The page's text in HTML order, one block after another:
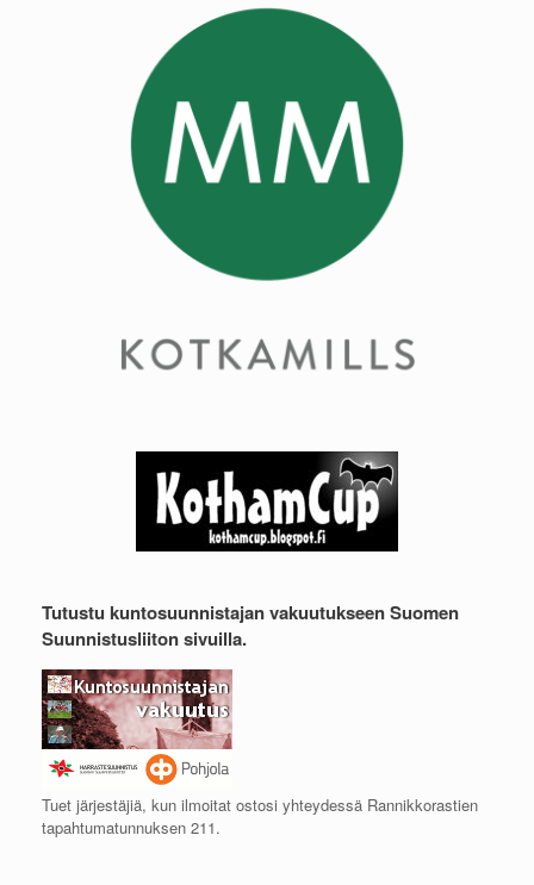
Tutustu kuntosuunnistajan vakuutukseen Suomen
Suunnistusliiton sivuilla.
Tuet järjestäjiä, kun ilmoitat ostosi yhteydessä Rannikkorastien
tapahtumatunnuksen 211.